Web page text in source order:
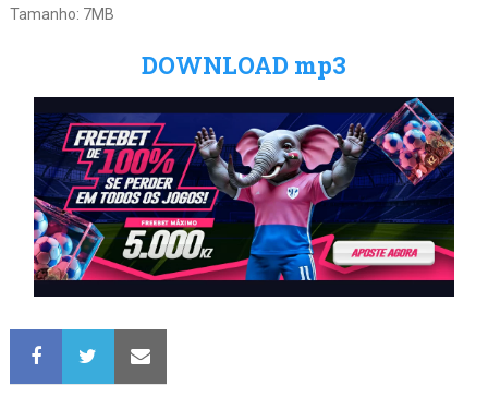
Tamanho: 7MB
DOWNLOAD mp3